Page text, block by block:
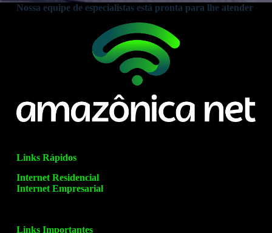
Nossa equipe de especialistas está pronta para lhe atender
Links Rápidos
Internet Residencial
Internet Empresarial
Links Importantes